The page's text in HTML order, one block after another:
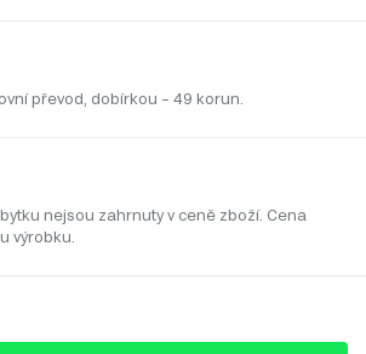
převod, dobírkou – 49 korun.
nejsou zahrnuty v ceně zboží. Cena
výrobku.